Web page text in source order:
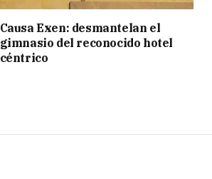
Causa Exen: desmantelan el
gimnasio del reconocido hotel
céntrico